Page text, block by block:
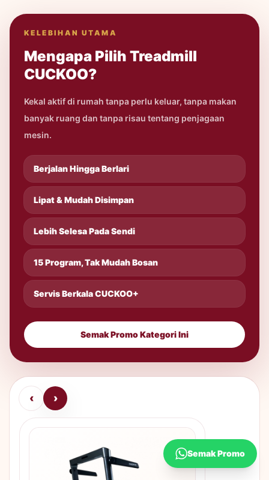
KELEBIHAN UTAMA
Mengapa Pilih Treadmill
CUCKOO?
Kekal aktif di rumah tanpa perlu keluar, tanpa makan
banyak ruang dan tanpa risau tentang penjagaan
mesin.
Berjalan Hingga Berlari
Lipat & Mudah Disimpan
Lebih Selesa Pada Sendi
15 Program, Tak Mudah Bosan
Servis Berkala CUCKOO+
Semak Promo Kategori Ini
‹ ›
Semak Promo